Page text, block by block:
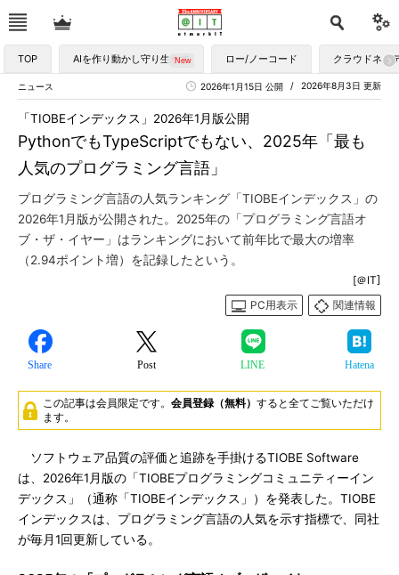
TOP AIを作り動かし守り生かす ロー/ノーコード クラウドネイ
ニュース 2026年8月3日 更新
2026年1月15日 公開
PythonでもTypeScriptでもない、2025年「最も
人気のプログラミング言語」
「TIOBEインデックス」2026年1月版公開
プログラミング言語の人気ランキング「TIOBEインデックス」の
2026年1月版が公開された。2025年の「プログラミング言語オ
ブ・ザ・イヤー」はランキングにおいて前年比で最大の増率
（2.94ポイント増）を記録したという。
[＠IT]
PC用表示
関連情報
Share Post LINE Hatena
この記事は会員限定です。 会員登録（無料） すると全てご覧いただけ
ます。
ソフトウェア品質の評価と追跡を手掛けるTIOBE Software
は、2026年1月版の「TIOBEプログラミングコミュニティーイン
デックス」（通称「TIOBEインデックス」）を発表した。TIOBE
インデックスは、プログラミング言語の人気を示す指標で、同社
が毎月1回更新している。